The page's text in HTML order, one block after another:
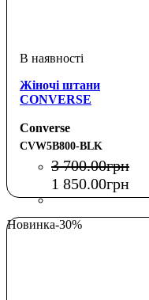
Жіночі штани
CONVERSE
Converse
CVW5B800-BLK
3 700.00грн
1 850.00грн
Новинка-30%